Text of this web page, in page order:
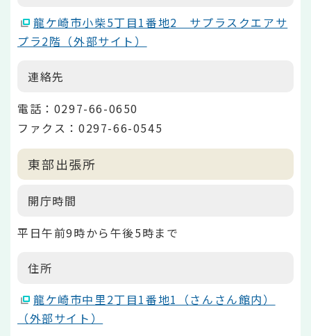
龍ケ崎市小柴5丁目1番地2 サプラスクエアサ
プラ2階（外部サイト）
連絡先
電話：0297-66-0650
ファクス：0297-66-0545
東部出張所
開庁時間
平日午前9時から午後5時まで
住所
龍ケ崎市中里2丁目1番地1（さんさん館内）
（外部サイト）